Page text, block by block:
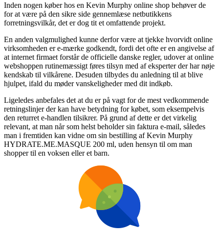
Inden nogen køber hos en Kevin Murphy online shop behøver de
for at være på den sikre side gennemlæse netbutikkens
forretningsvilkår, det er dog tit et omfattende projekt.
En anden valgmulighed kunne derfor være at tjekke hvorvidt online
virksomheden er e-mærke godkendt, fordi det ofte er en angivelse af
at internet firmaet forstår de officielle danske regler, udover at online
webshoppen rutinemæssigt føres tilsyn med af eksperter der har nøje
kendskab til vilkårene. Desuden tilbydes du anledning til at blive
hjulpet, ifald du møder vanskeligheder med dit indkøb.
Ligeledes anbefales det at du er på vagt for de mest vedkommende
retningslinjer der kan have betydning for købet, som eksempelvis
den returret e-handlen tilsikrer. På grund af dette er det virkelig
relevant, at man når som helst beholder sin faktura e-mail, således
man i fremtiden kan vidne om sin bestilling af Kevin Murphy
HYDRATE.ME.MASQUE 200 ml, uden hensyn til om man
shopper til en voksen eller et barn.